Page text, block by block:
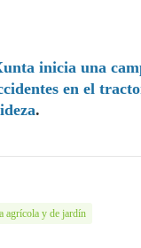
inicia una
en el
.
agrícola y de jardín